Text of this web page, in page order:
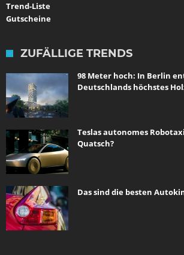
Trend-Liste
Gutscheine
ZUFÄLLIGE TRENDS
98 Meter hoch: In Berlin
Deutschlands höchstes
Teslas autonomes
Quatsch?
Das sind die besten